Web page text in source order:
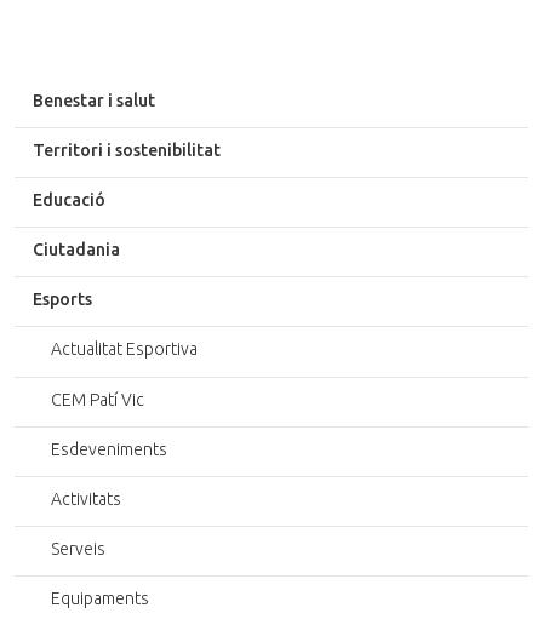
Benestar i salut
Territori i sostenibilitat
Educació
Ciutadania
Esports
Actualitat Esportiva
CEM Patí Vic
Esdeveniments
Activitats
Serveis
Equipaments